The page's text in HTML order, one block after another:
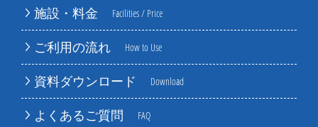
施設・料金 Facilities / Price
ご利用の流れ How to Use
資料ダウンロード Download
よくあるご質問 FAQ